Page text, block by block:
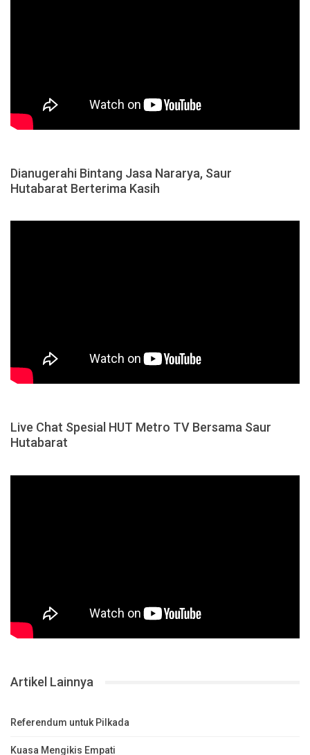
Dianugerahi Bintang Jasa Nararya, Saur
Hutabarat Berterima Kasih
Live Chat Spesial HUT Metro TV Bersama Saur
Hutabarat
Artikel Lainnya
Referendum untuk Pilkada
Kuasa Mengikis Empati